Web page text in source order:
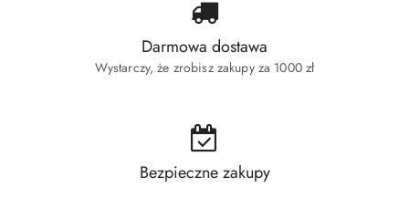
Darmowa dostawa
Wystarczy, że zrobisz zakupy za 1000 zł
Bezpieczne zakupy